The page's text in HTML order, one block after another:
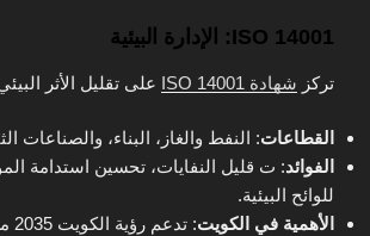
ISO 14001: الإدارة البيئية
تركز شهادة ISO 14001 على تقليل الأثر
القطاعات: النفط والغاز، البناء، والصناعات
الفوائد: ت قليل النفايات، تحسين استدامة
للوائح البيئية.
الأهمية في الكويت
: